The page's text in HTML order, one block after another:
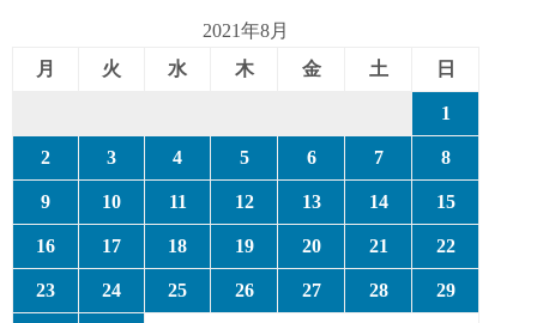
2021年8月
月
火 水 木 金 土 日
1
2 3 4 5 6 7 8
9 10 11 12 13 14 15
16 17 18 19 20 21 22
23 24 25 26 27 28 29